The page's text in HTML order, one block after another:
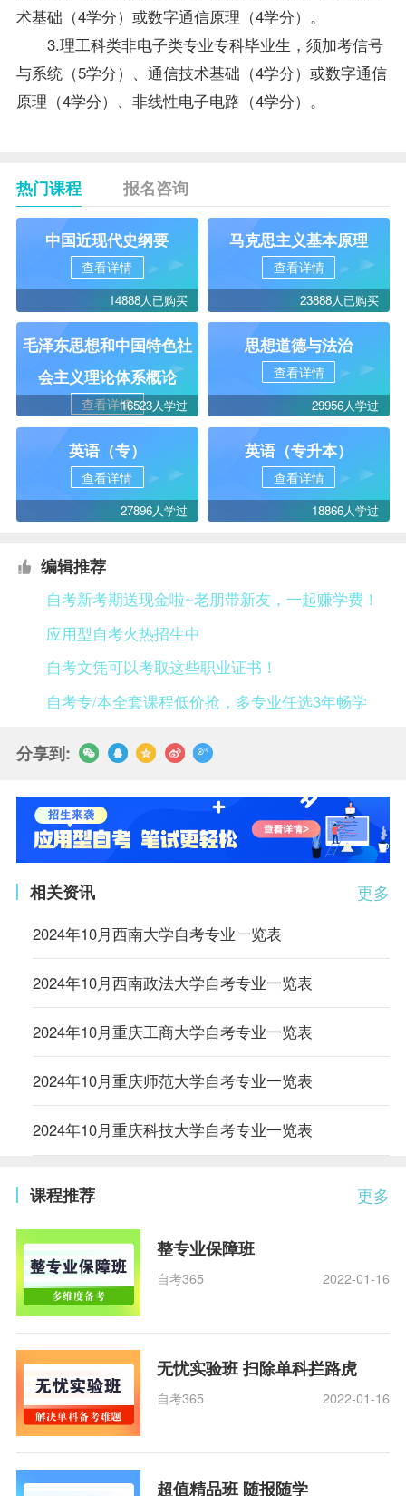
术基础（4学分）或数字通信原理（4学分）。
3.理工科类非电子类专业专科毕业生，须加考信号
与系统（5学分）、通信技术基础（4学分）或数字通信
原理（4学分）、非线性电子电路（4学分）。
热门课程 报名咨询
中国近现代史纲要
查看详情
14888人已购买
马克思主义基本原理
查看详情
23888人已购买
毛泽东思想和中国特色社
会主义理论体系概论
查看详情16523人学过
思想道德与法治
查看详情
29956人学过
英语（专）
查看详情
27896人学过
英语（专升本）
查看详情
18866人学过
编辑推荐
自考新考期送现金啦~老朋带新友，一起赚学费！
应用型自考火热招生中
自考文凭可以考取这些职业证书！
自考专/本全套课程低价抢，多专业任选3年畅学
分享到:
更多
相关资讯
2024年10月西南大学自考专业一览表
2024年10月西南政法大学自考专业一览表
2024年10月重庆工商大学自考专业一览表
2024年10月重庆师范大学自考专业一览表
2024年10月重庆科技大学自考专业一览表
更多
课程推荐
整专业保障班
自考365 2022-01-16
无忧实验班 扫除单科拦路虎
自考365 2022-01-16
超值精品班 随报随学